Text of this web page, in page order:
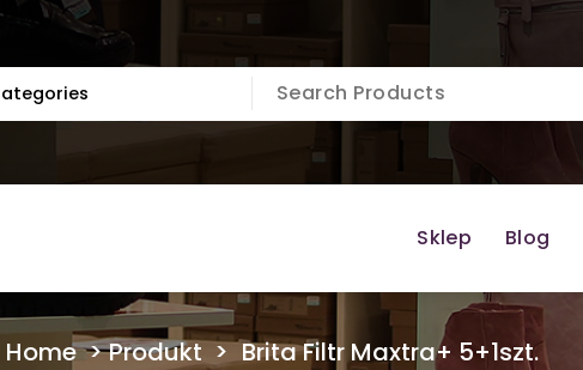
Sklep Blog
Home>Produkt> Brita Filtr Maxtra+ 5+1szt.